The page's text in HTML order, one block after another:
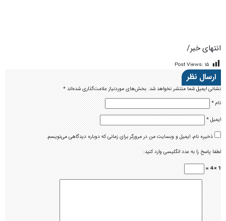
دیدگاه*
آخرین اخبار
اجرای طرح «زندگی با آیه‌ها» در کانون تفرش
حضور تیم تنیس روی میز تفرش برای اولین در لیگ دسته یک
دشمن به آشوب داخلی امید بسته است
برگزاری جلسه کارگروه فناوری اطلاعات با حضور مدیران استانی
ایرانی آزاد همچون سوریه